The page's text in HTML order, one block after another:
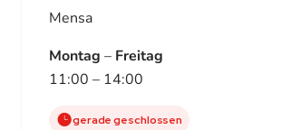
Mensa
Montag – Freitag
11:00 – 14:00
gerade geschlossen